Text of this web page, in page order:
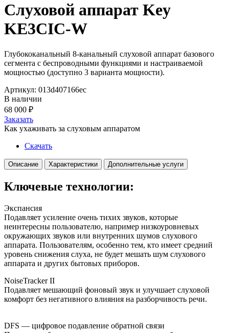
Слуховой аппарат Key
KE3CIC-W
Глубококанальный 8-канальный слуховой аппарат базового
сегмента с беспроводными функциями и настраиваемой
мощностью (доступно 3 варианта мощности).
Артикул: 013d407166ec
В наличии
68 000 ₽
Заказать
Как ухаживать за слуховым аппаратом
Скачать
Описание Характеристики Дополнительные услуги
Ключевые технологии:
Экспансия
Подавляет усиление очень тихих звуков, которые
неинтересны пользователю, например низкоуровневых
окружающих звуков или внутренних шумов слухового
аппарата. Пользователям, особенно тем, кто имеет средний
уровень снижения слуха, не будет мешать шум слухового
аппарата и других бытовых приборов.
NoiseTracker II
Подавляет мешающий фоновый звук и улучшает слуховой
комфорт без негативного влияния на разборчивость речи.
DFS — цифровое подавление обратной связи